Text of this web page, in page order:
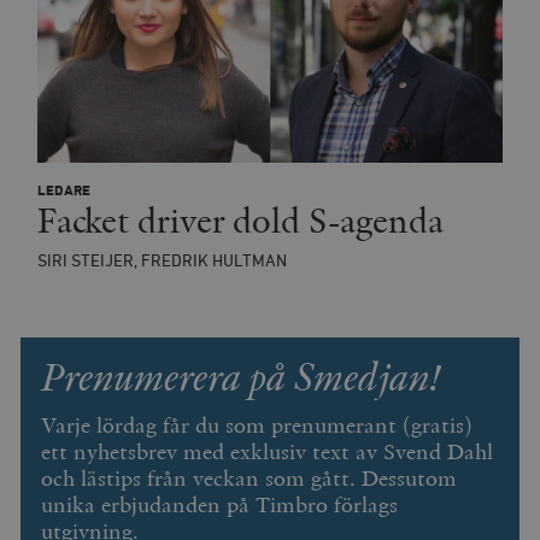
LEDARE
Facket driver dold S-agenda
SIRI STEIJER, FREDRIK HULTMAN
Prenumerera på Smedjan!
Varje lördag får du som prenumerant (gratis)
ett nyhetsbrev med exklusiv text av Svend Dahl
och lästips från veckan som gått. Dessutom
unika erbjudanden på Timbro förlags
utgivning.
timbro.se
wp_woocommerce_session_[abcdef0123456789]
.timbro.se